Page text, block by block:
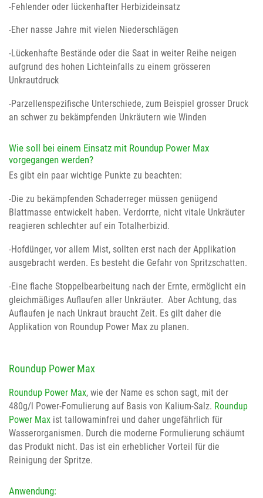
-Fehlender oder lückenhafter Herbizideinsatz
-Eher nasse Jahre mit vielen Niederschlägen
-Lückenhafte Bestände oder die Saat in weiter Reihe neigen
aufgrund des hohen Lichteinfalls zu einem grösseren
Unkrautdruck
-Parzellenspezifische Unterschiede, zum Beispiel grosser Druck
an schwer zu bekämpfenden Unkräutern wie Winden
Wie soll bei einem Einsatz mit Roundup Power Max
vorgegangen werden?
Es gibt ein paar wichtige Punkte zu beachten:
-Die zu bekämpfenden Schaderreger müssen genügend
Blattmasse entwickelt haben. Verdorrte, nicht vitale Unkräuter
reagieren schlechter auf ein Totalherbizid.
-Hofdünger, vor allem Mist, sollten erst nach der Applikation
ausgebracht werden. Es besteht die Gefahr von Spritzschatten.
-Eine flache Stoppelbearbeitung nach der Ernte, ermöglicht ein
gleichmäßiges Auflaufen aller Unkräuter. Aber Achtung, das
Auflaufen je nach Unkraut braucht Zeit. Es gilt daher die
Applikation von Roundup Power Max zu planen.
Roundup Power Max
Roundup Power Max, wie der Name es schon sagt, mit der
480g/l Power-Fomulierung auf Basis von Kalium-Salz. Roundup
Power Max ist tallowaminfrei und daher ungefährlich für
Wasserorganismen. Durch die moderne Formulierung schäumt
das Produkt nicht. Das ist ein erheblicher Vorteil für die
Reinigung der Spritze.
Anwendung: